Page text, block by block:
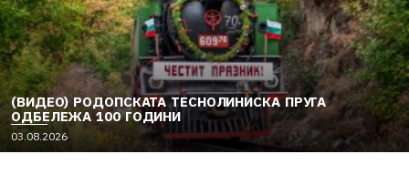
(ВИДЕО) РОДОПСКАТА ТЕСНОЛИНИСКА ПРУГА
ОДБЕЛЕЖА 100 ГОДИНИ
03.08.2026